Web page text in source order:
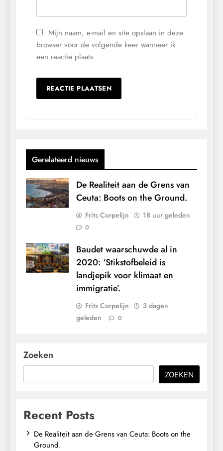
Mijn naam, e-mail en site opslaan in deze
browser voor de volgende keer wanneer ik
een reactie plaats.
Gerelateerd nieuws
De Realiteit aan de Grens van
Ceuta: Boots on the Ground.
Frits Corpelijn 18 uur geleden
0
Baudet waarschuwde al in
2020: ‘Stikstofbeleid is
landjepik voor klimaat en
immigratie’.
Frits Corpelijn
3 dagen
geleden
0
Zoeken
ZOEKEN
Recent Posts
De Realiteit aan de Grens van Ceuta: Boots on the
Ground.